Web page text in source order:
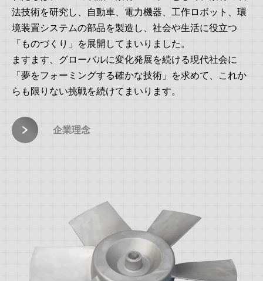
法技術を研究し、自動車、電力機器、工作ロボット、環
境装置システムの部品を製造し、社会や生活に役立つ
「ものづくり」を展開してまいりました。
ますます、グローバルに変化発展を続ける現代社会に
「夢をフォーミングする確かな技術」を求めて、これか
らも限りない挑戦を続けてまいります。
企業理念